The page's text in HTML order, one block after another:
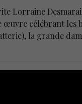
Lorraine
œuvre célébrant les
la grande